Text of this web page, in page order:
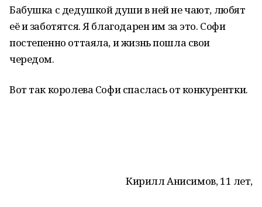
Бабушка с дедушкой души в ней не чают, любят
её и заботятся. Я благодарен им за это. Софи
постепенно оттаяла, и жизнь пошла свои
чередом.
Вот так королева Софи спаслась от конкурентки.
Кирилл Анисимов, 11 лет,